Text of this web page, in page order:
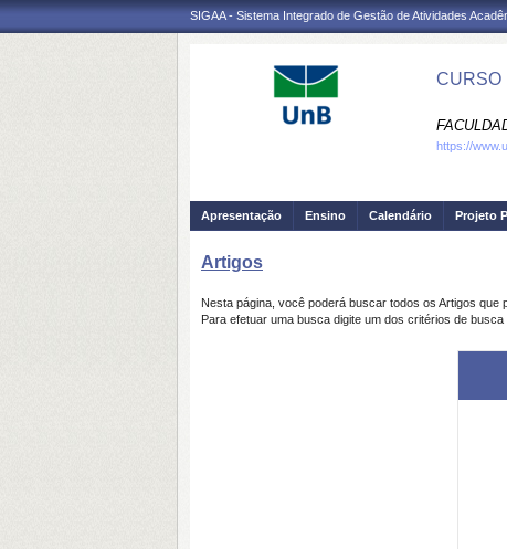
SIGAA - Sistema Integrado de Gestão de Atividades
CURSO
https://
Apresentação Ensino Calendário Projeto
Artigos
Nesta página, você poderá buscar todos os Artigos que
Para efetuar uma busca digite um dos critérios de